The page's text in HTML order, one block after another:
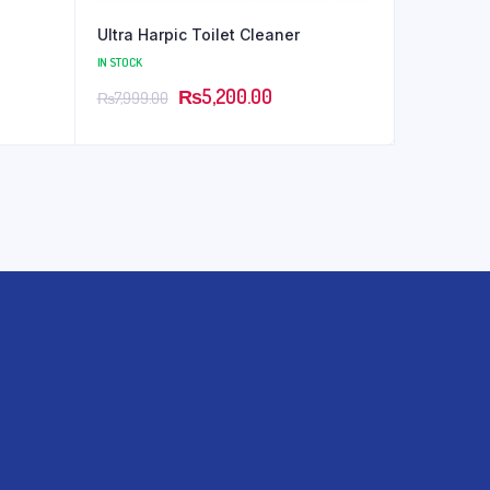
Ultra Harpic Toilet Cleaner
IN STOCK
₨7,999.00 ₨5,200.00